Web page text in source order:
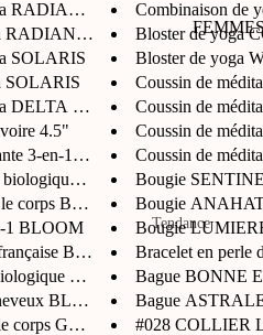
Bob
Sac
Les marques
Legami
Omy
Hello Hossy
Banana Moon
T-Shirts
Polos
Shorts
Pantalons
Accessoires
Maillot de bain
Caleçon
Casquettes
Tendance
Les Must Have
Les New In
RADIANCE
RADIANCE
SOLARIS
SOLARIS
DELTA cajou
4.5"
3-en-1 BLO...
biologique BLOO...
corps BLOO...
Huile sèche 3-en-1 BLOOM
BLOOM...
BLOO...
BLOOM
corps GLOW
Combinaison de
Bloster de yoga
Bloster de yoga
Coussin de
Coussin de
Coussin de
Coussin de
Bougie
Bougie
Bougie
Bracelet en perle
Bague BONNE
Bague
#028 COLLIER